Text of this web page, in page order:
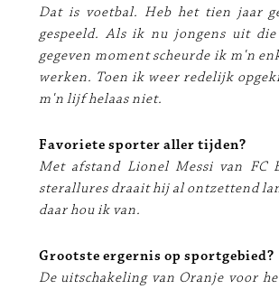
Dat is voetbal. Heb het tien jaar
gespeeld. Als ik nu jongens uit
gegeven moment scheurde ik m'n
werken. Toen ik weer redelijk
m'n lijf helaas niet.
Favoriete sporter aller tijden?
Met afstand Lionel Messi van FC
sterallures draait hij al ontzettend
daar hou ik van.
Grootste ergernis op sportgebied?
De uitschakeling van Oranje voor